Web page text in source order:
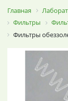
Главная
Фильтры
Фильтры